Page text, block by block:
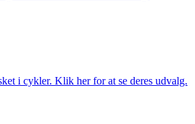
i cykler. Klik her for at se deres udvalg.